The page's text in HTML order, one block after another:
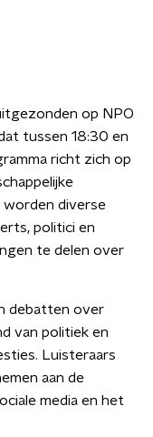
op NPO
tussen 18:30 en
richt zich op
worden diverse
politici en
te delen over
debatten over
van politiek en
Luisteraars
aan de
media en het